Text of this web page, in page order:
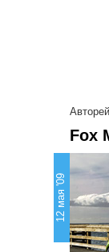
Fox
12 мая '09